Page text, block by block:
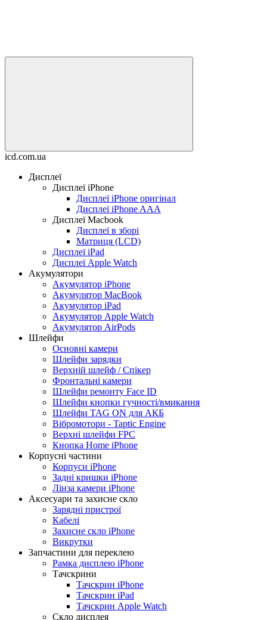
icd.com.ua
Дисплеї
Дисплеї iPhone
Дисплеї iPhone оригінал
Дисплеї iPhone AAA
Дисплеї Macbook
Дисплеї в зборі
Матриця (LCD)
Дисплеї iPad
Дисплеї Apple Watch
Акумулятори
Акумулятор iPhone
Акумулятор MacBook
Акумулятор iPad
Акумулятор Apple Watch
Акумулятор AirPods
Шлейфи
Основні камери
Шлейфи зарядки
Верхній шлейф / Спікер
Фронтальні камери
Шлейфи ремонту Face ID
Шлейфи кнопки гучності/вмикання
Шлейфи TAG ON для АКБ
Вібромотори - Taptic Engine
Верхні шлейфи FPC
Кнопка Home iPhone
Корпусні частини
Корпуси iPhone
Задні кришки iPhone
Лінза камери iPhone
Аксесуари та захисне скло
Зарядні пристрої
Кабелі
Захисне скло iPhone
Викрутки
Запчастини для переклею
Рамка дисплею iPhone
Тачскрини
Тачскрин iPhone
Тачскрин iPad
Тачскрин Apple Watch
Скло дисплея